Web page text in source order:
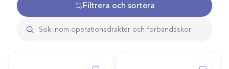
Filtrera och sortera